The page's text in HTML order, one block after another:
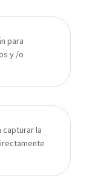
para
y /o
capturar la